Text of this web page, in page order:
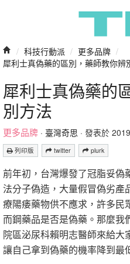
/ 科技行動派 / 更多品牌 /
犀利士真偽藥的區別，藥師教你辨
犀利士真偽藥的
別方法
更多品牌 · 臺灣奇思 · 發表於
列印版 twitter plurk
前年初，台灣爆發了冠脂妥偽
法分子偽造，大量假冒偽劣產
療陽痿藥物供不應求，許多民
而鋼藥品是否是偽藥。那麼我
院區泌尿科賴明志醫師來給大
讓自己拿到偽藥的機率降到最